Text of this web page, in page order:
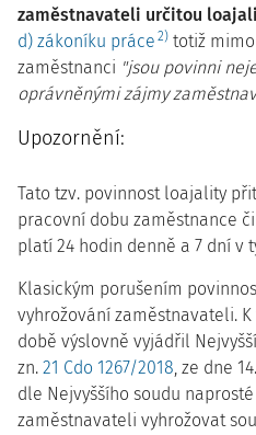
zaměstnavateli určitou
d) zákoníku práce 2) totiž
zaměstnanci "jsou povinni
oprávněnými zájmy
Upozornění:
Tato tzv. povinnost loajality
pracovní dobu zaměstnance
platí 24 hodin denně a 7 dní v
Klasickým porušením
vyhrožování zaměstnavateli.
době výslovně vyjádřil
zn. 21 Cdo 1267/2018, ze dne
dle Nejvyššího soudu
zaměstnavateli vyhrožovat